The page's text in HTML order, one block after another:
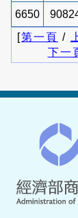
6650
[第一頁 /
下一